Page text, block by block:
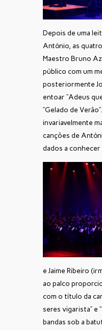
Depois de uma
António, as
Maestro Bruno
público com um
posteriormente
entoar “Adeus
“Gelado de
invariavelmente
canções de
dados a conhecer
e Jaime Ribeiro
ao palco
com o título da
seres vigarista” e
bandas sob a